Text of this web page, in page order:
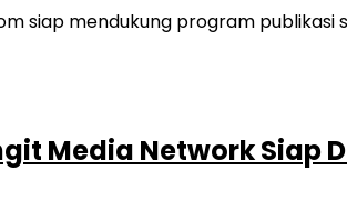
Media Network Siap